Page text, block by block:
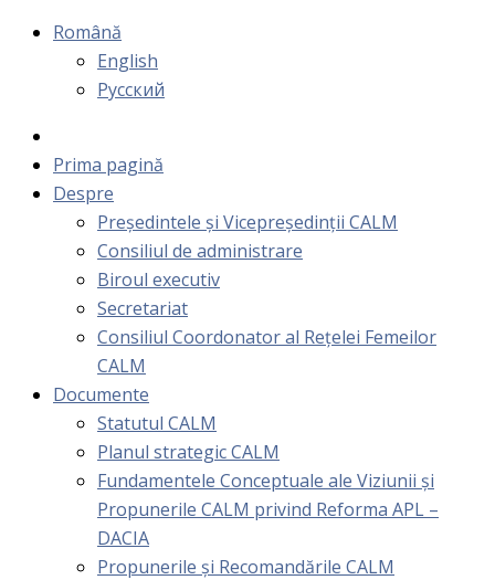
Română
English
Русский
Prima pagină
Despre
Președintele și Vicepreședinții CALM
Consiliul de administrare
Biroul executiv
Secretariat
Consiliul Coordonator al Rețelei Femeilor
CALM
Documente
Statutul CALM
Planul strategic CALM
Fundamentele Conceptuale ale Viziunii și
Propunerile CALM privind Reforma APL –
DACIA
Propunerile și Recomandările CALM